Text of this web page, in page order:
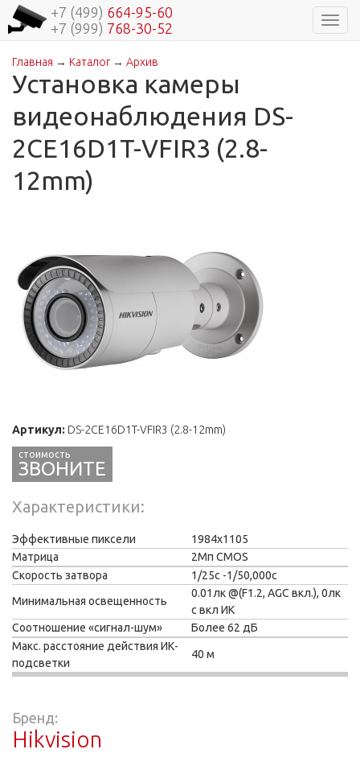
+7 (499) 664-95-60
+7 (999) 768-30-52
Вы здесь
Главная → Каталог→ Архив
Установка камеры
видеонаблюдения DS-
2CE16D1T-VFIR3 (2.8-
12mm)
Артикул: DS-2CE16D1T-VFIR3 (2.8-12mm)
ЗВОНИТЕ
Характеристики
Эффективные пиксели
1984х1105
Матрица
2Мп CMOS
Скорость затвора
1/25с -1/50,000с
Минимальная освещенность
0.01лк @(F1.2, AGC вкл.), 0лк
с вкл ИК
Соотношение «сигнал-шум»
Более 62 дБ
Макс. расстояние действия ИК-
подсветки
40 м
Бренд:
Hikvision